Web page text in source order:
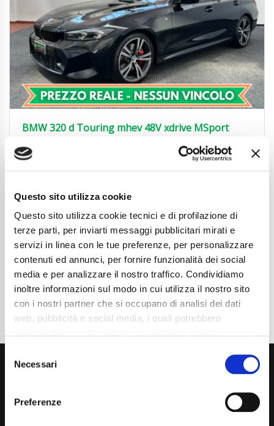
Questo sito utilizza cookie
Questo sito utilizza cookie tecnici e di profilazione di
terze parti, per inviarti messaggi pubblicitari mirati e
servizi in linea con le tue preferenze, per personalizzare
contenuti ed annunci, per fornire funzionalità dei social
media e per analizzare il nostro traffico. Condividiamo
inoltre informazioni sul modo in cui utilizza il nostro sito
con i nostri partner che si occupano di analisi dei dati
web, pubblicità e social media, i quali potrebbero
mera chiusura del banner non comporta l’accettazione
Selection
Necessari
Preferenze
BMW 320 d Touring mhev 48V xdrive MSport
38.850
Chilometraggio
Cambio
Automatico
Normativa Euro
Euro 6d
Dettaglio